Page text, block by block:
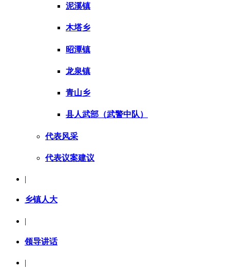
泥溪镇
木塔乡
昭潭镇
龙泉镇
青山乡
县人武部（武警中队）
代表风采
代表议案建议
|
乡镇人大
|
领导讲话
|